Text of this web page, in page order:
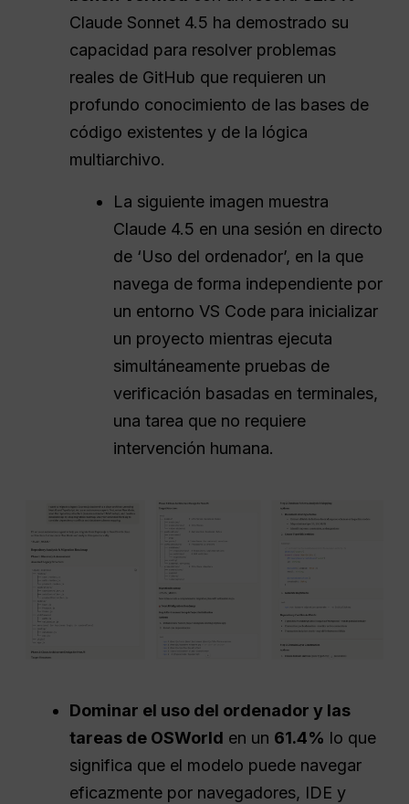
Claude Sonnet 4.5 ha demostrado su
capacidad para resolver problemas
reales de GitHub que requieren un
profundo conocimiento de las bases de
código existentes y de la lógica
multiarchivo.
La siguiente imagen muestra
Claude 4.5 en una sesión en directo
de ‘Uso del ordenador’, en la que
navega de forma independiente por
un entorno VS Code para inicializar
un proyecto mientras ejecuta
simultáneamente pruebas de
verificación basadas en terminales,
una tarea que no requiere
intervención humana.
Dominar el uso del ordenador y las
tareas de OSWorld en un 61.4% lo que
significa que el modelo puede navegar
eficazmente por navegadores, IDE y